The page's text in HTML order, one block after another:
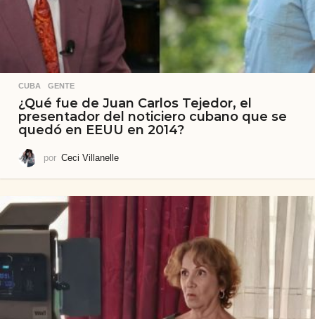
CUBA ,GENTE
¿Qué fue de Juan Carlos Tejedor, el
presentador del noticiero cubano que se
quedó en EEUU en 2014?
por Ceci Villanelle